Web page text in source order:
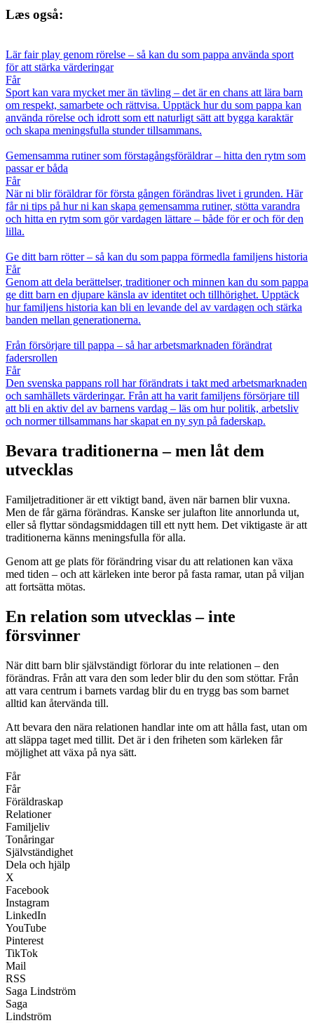
Læs også:
Lär fair play genom rörelse – så kan du som pappa använda sport
för att stärka värderingar
Får
Sport kan vara mycket mer än tävling – det är en chans att lära barn
om respekt, samarbete och rättvisa. Upptäck hur du som pappa kan
använda rörelse och idrott som ett naturligt sätt att bygga karaktär
och skapa meningsfulla stunder tillsammans.
Gemensamma rutiner som förstagångsföräldrar – hitta den rytm som
passar er båda
Får
När ni blir föräldrar för första gången förändras livet i grunden. Här
får ni tips på hur ni kan skapa gemensamma rutiner, stötta varandra
och hitta en rytm som gör vardagen lättare – både för er och för den
lilla.
Ge ditt barn rötter – så kan du som pappa förmedla familjens historia
Får
Genom att dela berättelser, traditioner och minnen kan du som pappa
ge ditt barn en djupare känsla av identitet och tillhörighet. Upptäck
hur familjens historia kan bli en levande del av vardagen och stärka
banden mellan generationerna.
Från försörjare till pappa – så har arbetsmarknaden förändrat
fadersrollen
Får
Den svenska pappans roll har förändrats i takt med arbetsmarknaden
och samhällets värderingar. Från att ha varit familjens försörjare till
att bli en aktiv del av barnens vardag – läs om hur politik, arbetsliv
och normer tillsammans har skapat en ny syn på faderskap.
Bevara traditionerna – men låt dem
utvecklas
Familjetraditioner är ett viktigt band, även när barnen blir vuxna.
Men de får gärna förändras. Kanske ser julafton lite annorlunda ut,
eller så flyttar söndagsmiddagen till ett nytt hem. Det viktigaste är att
traditionerna känns meningsfulla för alla.
Genom att ge plats för förändring visar du att relationen kan växa
med tiden – och att kärleken inte beror på fasta ramar, utan på viljan
att fortsätta mötas.
En relation som utvecklas – inte
försvinner
När ditt barn blir självständigt förlorar du inte relationen – den
förändras. Från att vara den som leder blir du den som stöttar. Från
att vara centrum i barnets vardag blir du en trygg bas som barnet
alltid kan återvända till.
Att bevara den nära relationen handlar inte om att hålla fast, utan om
att släppa taget med tillit. Det är i den friheten som kärleken får
möjlighet att växa på nya sätt.
Får
Får
Föräldraskap
Relationer
Familjeliv
Tonåringar
Självständighet
Dela och hjälp
X
Facebook
Instagram
LinkedIn
YouTube
Pinterest
TikTok
Mail
RSS
Saga Lindström
Saga
Lindström